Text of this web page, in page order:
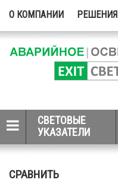
О КОМПАНИИ РЕШЕНИЯ
СВЕТОВЫЕ
УКАЗАТЕЛИ
СРАВНИТЬ